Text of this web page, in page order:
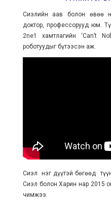
Сиэлийн аав болон өвөө
доктор, профессорууд юм.
2ne1 хамтлагийн ‘Can’t
роботуудыг бүтээсэн аж.
Сиэл нэг дүүтэй бөгөөд
Сиэл болон Харин нар 2015
чимжээ.